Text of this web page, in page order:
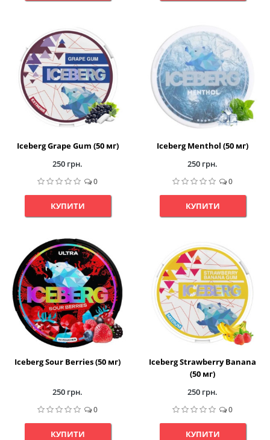
Iceberg Grape Gum (50 мг)
250 грн.
0
КУПИТИ
Iceberg Menthol (50 мг)
250 грн.
0
КУПИТИ
Iceberg Sour Berries (50 мг)
250 грн.
0
КУПИТИ
Iceberg Strawberry Banana
(50 мг)
250 грн.
0
КУПИТИ